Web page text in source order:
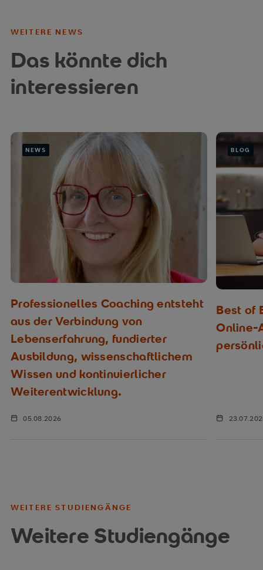
WEITERE NEWS
Das könnte dich
interessieren
NEWS
Professionelles Coaching entsteht
aus der Verbindung von
Lebenserfahrung, fundierter
Ausbildung, wissenschaftlichem
Wissen und kontinuierlicher
Weiterentwicklung.
05.08.2026
BLOG
Best of
Online-
WEITERE STUDIENGÄNGE
Weitere Studiengänge